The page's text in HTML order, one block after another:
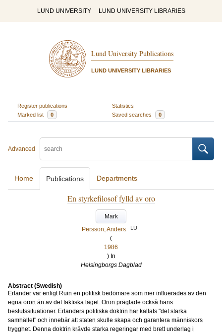
LUND UNIVERSITY LUND UNIVERSITY LIBRARIES
Lund University Publications
LUND UNIVERSITY LIBRARIES
Register publications
Statistics
Marked list
0 Saved searches 0
Advanced
Home Publications Departments
En styrkefilosof fylld av oro
Mark
Persson, Anders
LU
(
1986
) In
Helsingborgs Dagblad
Abstract (Swedish)
Erlander var enligt Ruin en politisk bedömare som mer influerades av den
egna oron än av det faktiska läget. Oron präglade också hans
beslutssituationer. Erlanders politiska doktrin har kallats "det starka
samhället" och innebär att staten skulle skapa och garantera människors
trygghet. Denna doktrin krävde starka regeringar med brett underlag i